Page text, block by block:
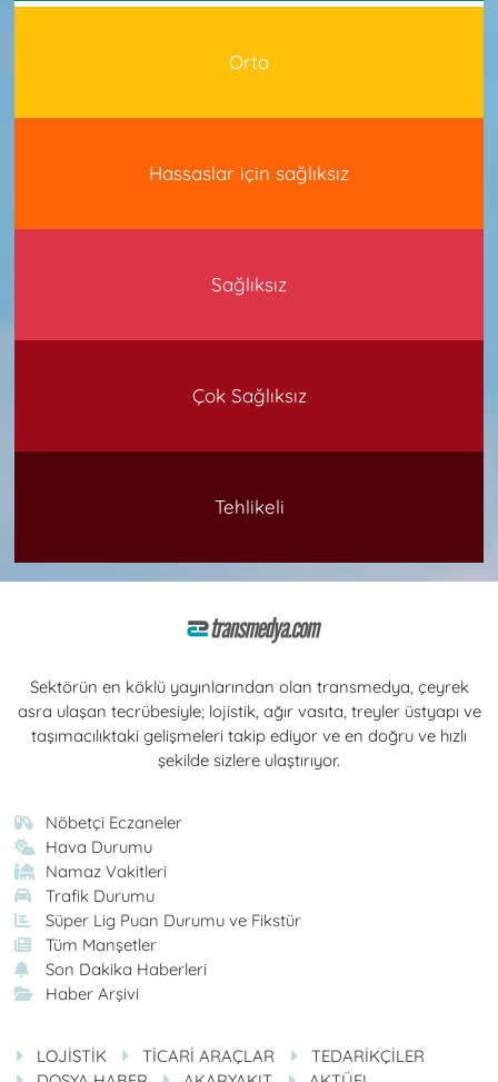
Orta
Hassaslar için sağlıksız
Sağlıksız
Çok Sağlıksız
Tehlikeli
Sektörün en köklü yayınlarından olan transmedya, çeyrek
asra ulaşan tecrübesiyle; lojistik, ağır vasıta, treyler üstyapı ve
taşımacılıktaki gelişmeleri takip ediyor ve en doğru ve hızlı
şekilde sizlere ulaştırıyor.
Nöbetçi Eczaneler
Hava Durumu
Namaz Vakitleri
Trafik Durumu
Süper Lig Puan Durumu ve Fikstür
Tüm Manşetler
Son Dakika Haberleri
Haber Arşivi
LOJİSTİK TİCARİ ARAÇLAR
TEDARİKÇİLER